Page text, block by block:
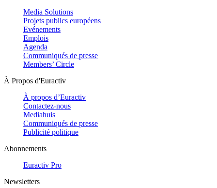
Media Solutions
Projets publics européens
Evénements
Emplois
Agenda
Communiqués de presse
Members’ Circle
À Propos d'Euractiv
À propos d’Euractiv
Contactez-nous
Mediahuis
Communiqués de presse
Publicité politique
Abonnements
Euractiv Pro
Newsletters